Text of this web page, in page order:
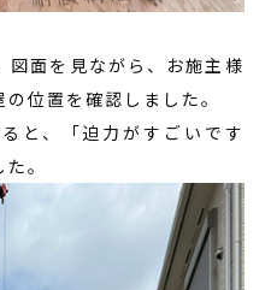
図面を見ながら、お施主様
位置を確認しました。
と、「迫力がすごいです
。